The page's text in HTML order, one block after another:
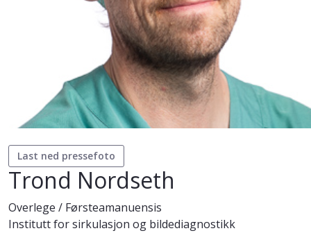
Last ned pressefoto
Trond Nordseth
Overlege / Førsteamanuensis
Institutt for sirkulasjon og bildediagnostikk